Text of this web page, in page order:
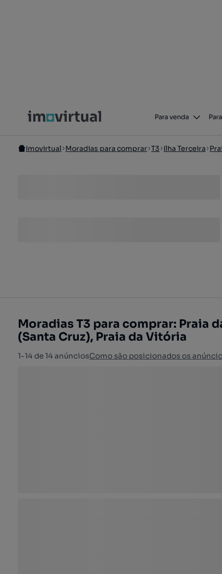
Para venda
Imovirtual Moradias para comprar T3 Ilha Terceira
Moradias T3 para comprar: Praia
(Santa Cruz), Praia da Vitória
1-14 de 14 anúnciosComo são posicionados os